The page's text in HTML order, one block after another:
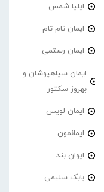
ایلیا شمس
ایمان تام تام
ایمان رستمی
ایمان سیاهپوشان و
بهروز سکتور
ایمان لویس
ایمانمون
ایوان بند
بابک سلیمی